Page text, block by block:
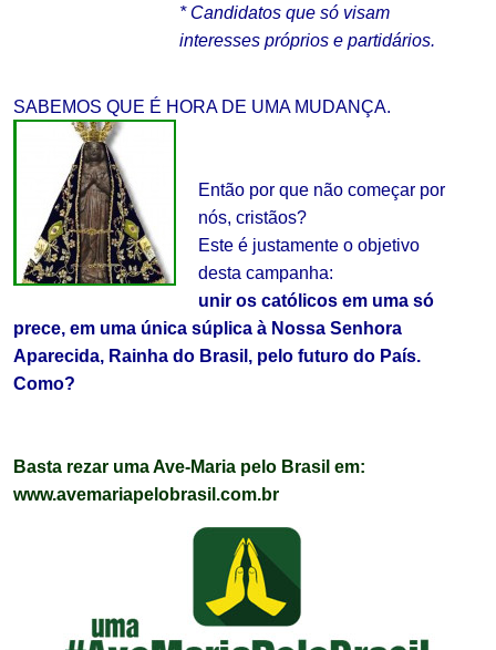
* Candidatos que só visam
interesses próprios e partidários.
SABEMOS QUE É HORA DE UMA MUDANÇA.
Então por que não começar por
nós, cristãos?
Este é justamente o objetivo
desta campanha:
unir os católicos em uma só
prece, em uma única súplica à Nossa Senhora
Aparecida, Rainha do Brasil, pelo futuro do País.
Como?
Basta rezar uma Ave-Maria pelo Brasil em:
www.avemariapelobrasil.com.br